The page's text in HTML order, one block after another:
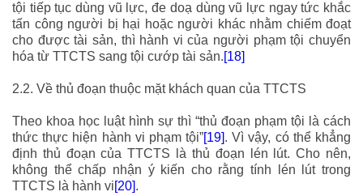
tội tiếp tục dùng vũ lực, đe doạ dùng vũ lực ngay tức khắc
tấn công người bị hại hoặc người khác nhằm chiếm đoạt
cho được tài sản, thì hành vi của người phạm tội chuyển
hóa từ TTCTS sang tội cướp tài sản.[18]
2.2. Về thủ đoạn thuộc mặt khách quan của TTCTS
Theo khoa học luật hình sự thì “thủ đoạn phạm tội là cách
thức thực hiện hành vi phạm tội”[19]. Vì vậy, có thể khẳng
định thủ đoạn của TTCTS là thủ đoạn lén lút. Cho nên,
không thể chấp nhận ý kiến cho rằng tính lén lút trong
TTCTS là hành vi[20].